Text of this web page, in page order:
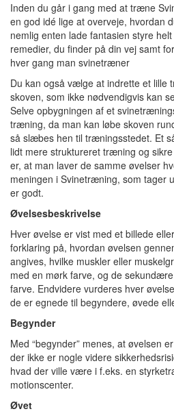
Inden du går i gang med at træne
en god idé lige at overveje, hvordan
nemlig enten lade fantasien styre
remedier, du finder på din vej samt
hver gang man svinetræner
Du kan også vælge at indrette et lille
skoven, som ikke nødvendigvis kan
Selve opbygningen af et
træning, da man kan løbe skoven
så slæbes hen til træningsstedet. Et
lidt mere struktureret træning og
er, at man laver de samme øvelser
meningen i Svinetræning, som tager
er godt.
Øvelsesbeskrivelse
Hver øvelse er vist med et billede
forklaring på, hvordan øvelsen
angives, hvilke muskler eller
med en mørk farve, og de
farve. Endvidere vurderes hver
de er egnede til begyndere, øvede
Begynder
Med “begynder” menes, at øvelsen
der ikke er nogle videre
hvad der ville være i f.eks. en
motionscenter.
Øvet